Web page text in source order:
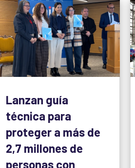
Lanzan guía
técnica para
proteger a más de
2,7 millones de
personas con